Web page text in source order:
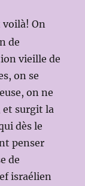
voilà! On
de
vieille de
on se
on ne
et surgit la
dès le
penser
de
israélien